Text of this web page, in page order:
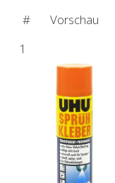
# Vorschau
1